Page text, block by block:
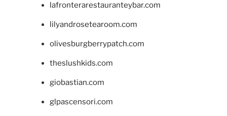
lafronterarestauranteybar.com
lilyandrosetearoom.com
olivesburgberrypatch.com
theslushkids.com
giobastian.com
glpascensori.com